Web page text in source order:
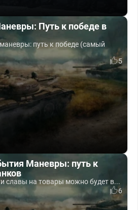
Путь к победе в
путь к победе (самый
5
Маневры: путь к
славы на товары можно будет в...
6